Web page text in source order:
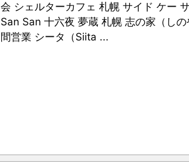
会 シェルターカフェ 札幌 サイド ケー
San San 十六夜 夢蔵 札幌 志の家（し
間営業 シータ（Siita ...